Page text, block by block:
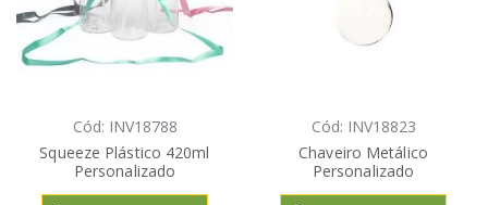
Cód: INV18788
Squeeze Plástico 420ml
Personalizado
Cód: INV18823
Chaveiro Metálico
Personalizado